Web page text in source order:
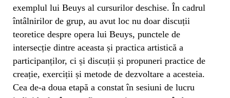
exemplul lui Beuys al cursurilor deschise. În cadrul
întâlnirilor de grup, au avut loc nu doar discuții
teoretice despre opera lui Beuys, punctele de
intersecție dintre aceasta și practica artistică a
participanților, ci și discuții și propuneri practice de
creație, exerciții și metode de dezvoltare a acesteia.
Cea de-a doua etapă a constat în sesiuni de lucru